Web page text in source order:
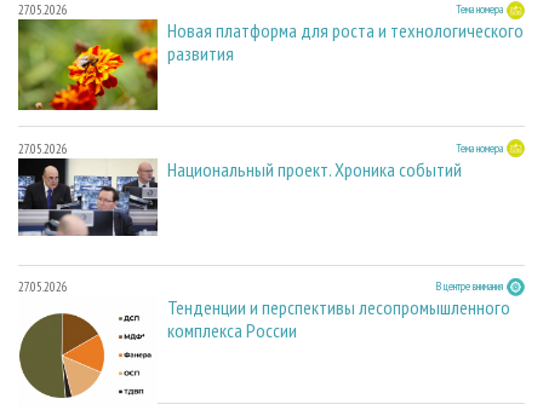
27.05.2026 Тема номера
Новая платформа для роста и технологического
развития
27.05.2026 Тема номера
Национальный проект. Хроника событий
27.05.2026 В центре внимания
Тенденции и перспективы лесопромышленного
комплекса России